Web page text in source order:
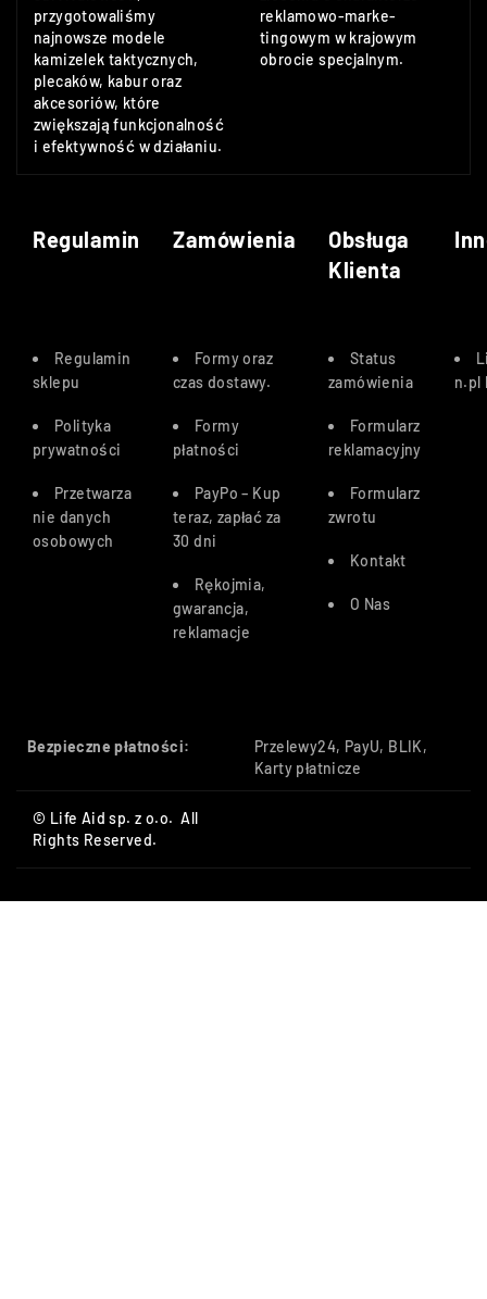
przygotowaliśmy
najnowsze modele
kamizelek taktycznych,
plecaków, kabur oraz
akcesoriów, które
zwiększają funkcjonalność
i efektywność w działaniu.
reklamowo-marke-
tingowym w krajowym
obrocie specjalnym.
Regulamin Zamówienia
Obsługa
Klienta
Regulamin
sklepu
Polityka
prywatności
Przetwarza
nie danych
osobowych
Formy oraz
czas dostawy.
Formy
płatności
PayPo – Kup
teraz, zapłać za
30 dni
Rękojmia,
gwarancja,
reklamacje
Status
zamówienia
Formularz
reklamacyjny
Formularz
zwrotu
Kontakt
O Nas
n.pl
Bezpieczne płatności:
Przelewy24, PayU, BLIK,
Karty płatnicze
© Life Aid sp. z o.o. All
Rights Reserved.